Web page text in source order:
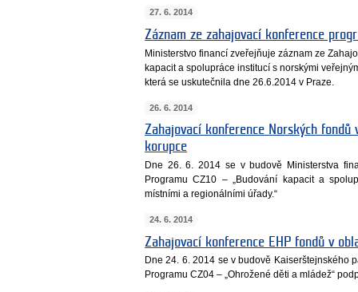
27. 6. 2014
Záznam ze zahajovací konference
Ministerstvo financí zveřejňuje záznam ze
kapacit a spolupráce institucí s norskými
která se uskutečnila dne 26.6.2014 v Praze.
26. 6. 2014
Zahajovací konference Norských
korupce
Dne 26. 6. 2014 se v budově Ministerstva
Programu CZ10 – „Budování kapacit a
místními a regionálními úřady.“
24. 6. 2014
Zahajovací konference EHP fondů v
Dne 24. 6. 2014 se v budově Kaiserštejnského
Programu CZ04 – „Ohrožené děti a mládež“